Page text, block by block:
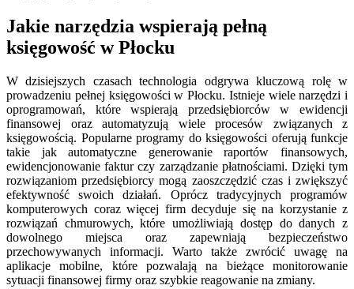
Jakie narzędzia wspierają pełną
księgowość w Płocku
W dzisiejszych czasach technologia odgrywa kluczową rolę w
prowadzeniu pełnej księgowości w Płocku. Istnieje wiele narzędzi i
oprogramowań, które wspierają przedsiębiorców w ewidencji
finansowej oraz automatyzują wiele procesów związanych z
księgowością. Popularne programy do księgowości oferują funkcje
takie jak automatyczne generowanie raportów finansowych,
ewidencjonowanie faktur czy zarządzanie płatnościami. Dzięki tym
rozwiązaniom przedsiębiorcy mogą zaoszczędzić czas i zwiększyć
efektywność swoich działań. Oprócz tradycyjnych programów
komputerowych coraz więcej firm decyduje się na korzystanie z
rozwiązań chmurowych, które umożliwiają dostęp do danych z
dowolnego miejsca oraz zapewniają bezpieczeństwo
przechowywanych informacji. Warto także zwrócić uwagę na
aplikacje mobilne, które pozwalają na bieżące monitorowanie
sytuacji finansowej firmy oraz szybkie reagowanie na zmiany.